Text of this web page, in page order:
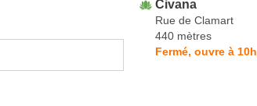
Civana
Rue de Clamart
440 mètres
Fermé, ouvre à 10h